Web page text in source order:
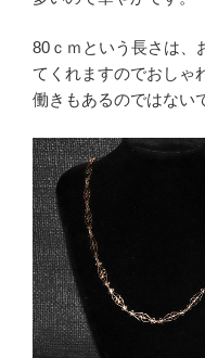
80ｃｍという長さは、
てくれますのでおしゃ
働きもあるのではない